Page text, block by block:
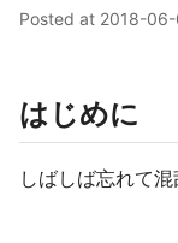
Posted at 2018-
はじめに
しばしば忘れて